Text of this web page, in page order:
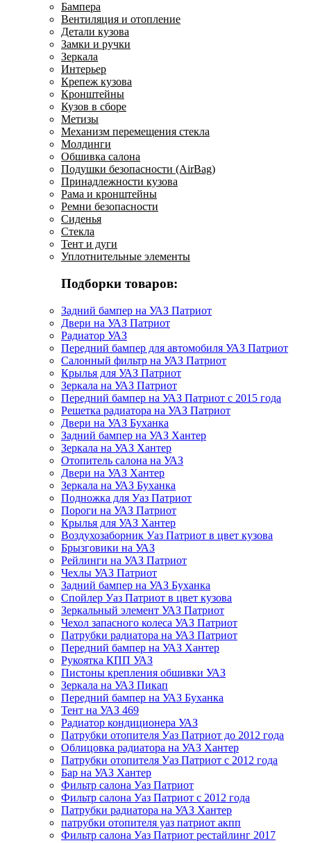
Бампера
Вентиляция и отопление
Детали кузова
Замки и ручки
Зеркала
Интерьер
Крепеж кузова
Кронштейны
Кузов в сборе
Метизы
Механизм перемещения стекла
Молдинги
Обшивка салона
Подушки безопасности (AirBag)
Принадлежности кузова
Рама и кронштейны
Ремни безопасности
Сиденья
Стекла
Тент и дуги
Уплотнительные элементы
Подборки товаров:
Задний бампер на УАЗ Патриот
Двери на УАЗ Патриот
Радиатор УАЗ
Передний бампер для автомобиля УАЗ Патриот
Салонный фильтр на УАЗ Патриот
Крылья для УАЗ Патриот
Зеркала на УАЗ Патриот
Передний бампер на УАЗ Патриот с 2015 года
Решетка радиатора на УАЗ Патриот
Двери на УАЗ Буханка
Задний бампер на УАЗ Хантер
Зеркала на УАЗ Хантер
Отопитель салона на УАЗ
Двери на УАЗ Хантер
Зеркала на УАЗ Буханка
Подножка для Уаз Патриот
Пороги на УАЗ Патриот
Крылья для УАЗ Хантер
Воздухозаборник Уаз Патриот в цвет кузова
Брызговики на УАЗ
Рейлинги на УАЗ Патриот
Чехлы УАЗ Патриот
Задний бампер на УАЗ Буханка
Спойлер Уаз Патриот в цвет кузова
Зеркальный элемент УАЗ Патриот
Чехол запасного колеса УАЗ Патриот
Патрубки радиатора на УАЗ Патриот
Передний бампер на УАЗ Хантер
Рукоятка КПП УАЗ
Пистоны крепления обшивки УАЗ
Зеркала на УАЗ Пикап
Передний бампер на УАЗ Буханка
Тент на УАЗ 469
Радиатор кондиционера УАЗ
Патрубки отопителя Уаз Патриот до 2012 года
Облицовка радиатора на УАЗ Хантер
Патрубки отопителя Уаз Патриот с 2012 года
Бар на УАЗ Хантер
Фильтр салона Уаз Патриот
Фильтр салона Уаз Патриот с 2012 года
Патрубки радиатора на УАЗ Хантер
патрубки отопителя уаз патриот акпп
Фильтр салона Уаз Патриот рестайлинг 2017